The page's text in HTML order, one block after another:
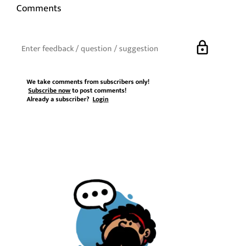
Comments
lock
We take comments from subscribers only!
Subscribe nowto post comments!
Already a subscriber?Login